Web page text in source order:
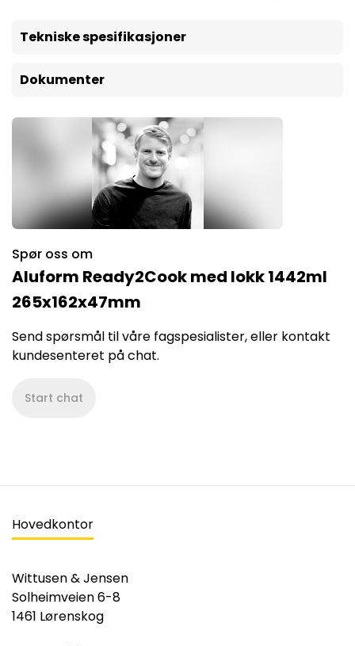
Tekniske spesifikasjoner
Dokumenter
Spør oss om
Aluform Ready2Cook med lokk 1442ml
265x162x47mm
Send spørsmål til våre fagspesialister, eller kontakt
kundesenteret på chat.
Start chat
Hovedkontor
Wittusen & Jensen
Solheimveien 6-8
1461 Lørenskog